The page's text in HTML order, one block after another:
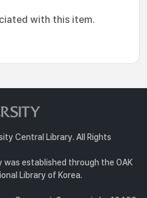
with this item.
Central Library. All Rights
was established through the OAK
Library of Korea.